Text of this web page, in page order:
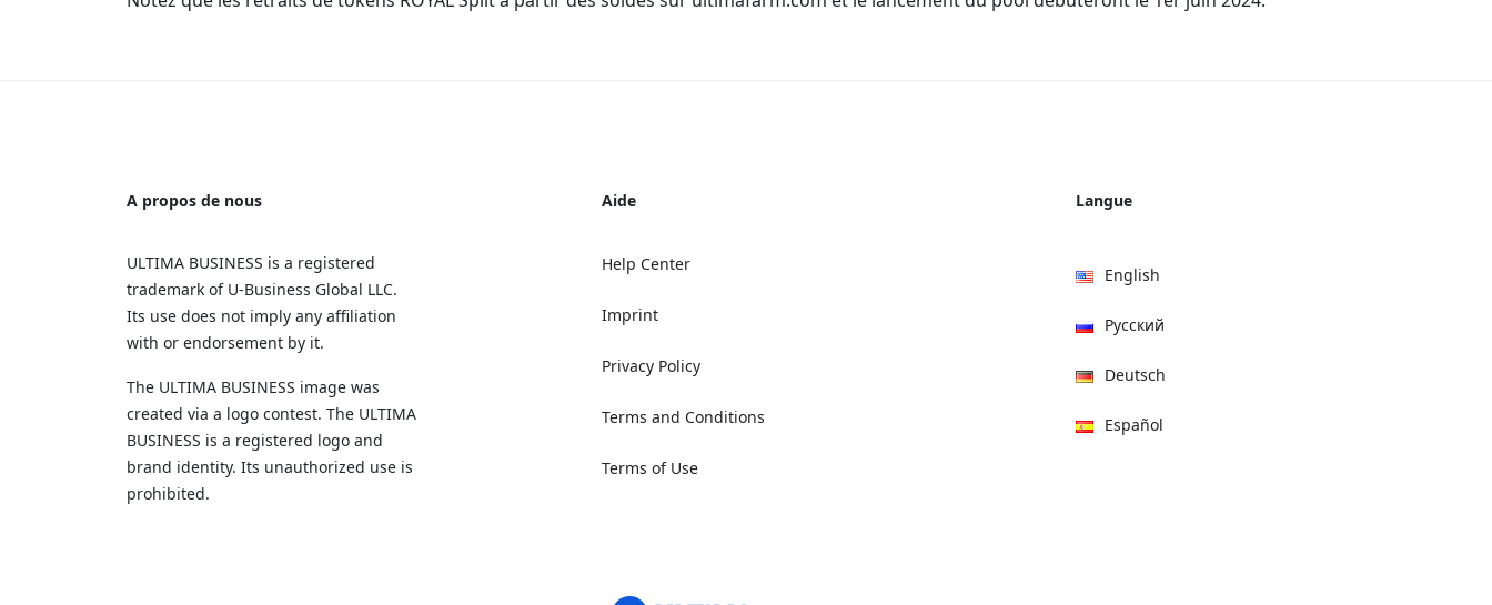
A propos de nous
ULTIMA BUSINESS is a registered
trademark of U‑Business Global LLC.
Its use does not imply any affiliation
with or endorsement by it.
The ULTIMA BUSINESS image was
created via a logo contest. The ULTIMA
BUSINESS is a registered logo and
brand identity. Its unauthorized use is
prohibited.
Aide
Help Center
Imprint
Privacy Policy
Terms and Conditions
Terms of Use
Langue
English
Русский
Deutsch
Español